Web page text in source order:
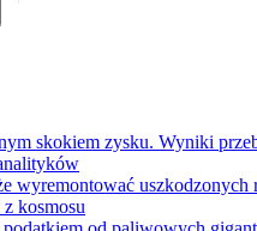
skokiem zysku. Wyniki
wyremontować uszkodzonych
kosmosu